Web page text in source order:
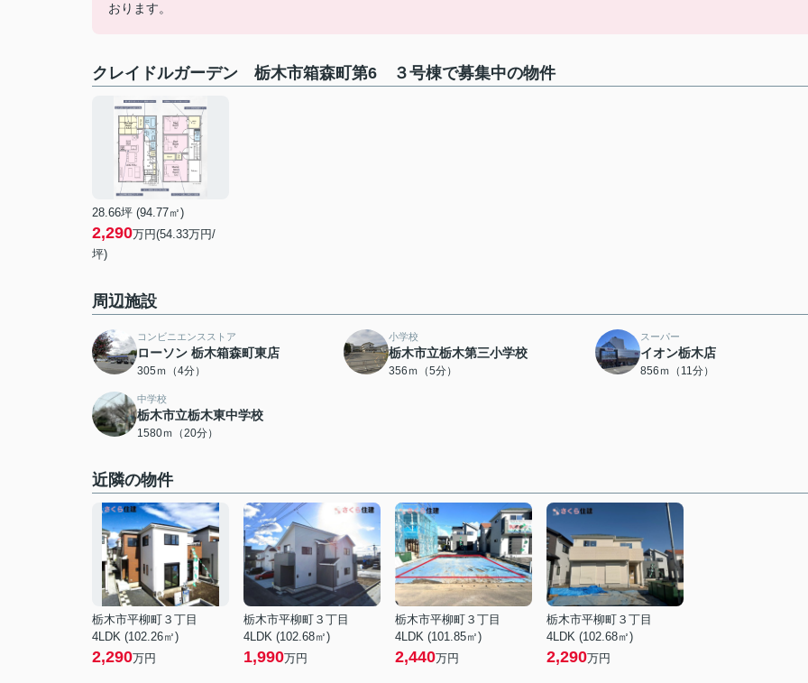
おります。
クレイドルガーデン 栃木市箱森町第6 ３号棟で募集中の物件
28.66坪 (94.77㎡)
2,290万円(54.33万円/
坪)
周辺施設
コンビニエンスストア
ローソン 栃木箱森町東店
305ｍ（4分）
小学校
栃木市立栃木第三小学校
356ｍ（5分）
スーパー
イオン栃木店
856ｍ（11分）
中学校
栃木市立栃木東中学校
1580ｍ（20分）
近隣の物件
栃木市平柳町３丁目
4LDK (102.26㎡)
2,290万円
栃木市平柳町３丁目
4LDK (102.68㎡)
1,990万円
栃木市平柳町３丁目
4LDK (101.85㎡)
2,440万円
栃木市平柳町３丁目
4LDK (102.68㎡)
2,290万円